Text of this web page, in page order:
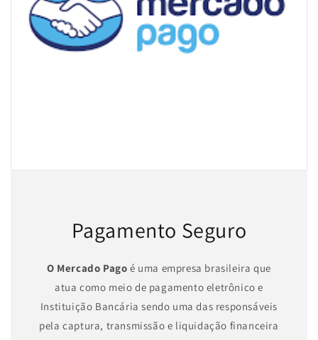
Pagamento Seguro
O Mercado Pagoé uma empresa brasileira que
atua como meio de pagamento eletrônico e
Instituição Bancária sendo uma das responsáveis
pela captura, transmissão e liquidação financeira